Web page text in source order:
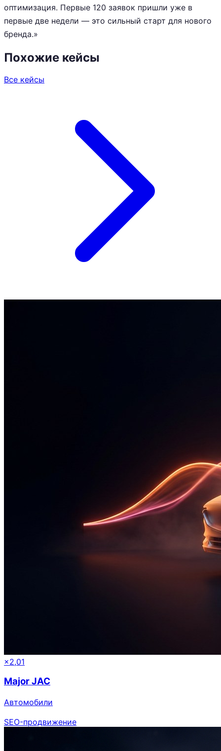
оптимизация. Первые 120 заявок пришли уже в
первые две недели — это сильный старт для нового
бренда.»
Похожие кейсы
Все кейсы
×2,01
Major JAC
Автомобили
SEO-продвижение